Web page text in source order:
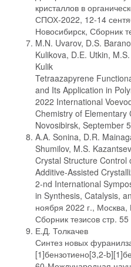
кристаллов в
СПОХ-2022, 12-14
Новосибирск, Сборник
M.N. Uvarov, D.S.
Kulikova, D.E. Utkin,
Kulik
Tetraazapyrene
and Its Application in
2022 International
Chemistry of Elementary
Novosibirsk, September
A.A. Sonina, D.R.
Shumilov, M.S. Kazantsev
Crystal Structure Control
Additive-Assisted
2-nd International
in Synthesis, Catalysis,
ноября 2022 г.,
Сборник тезисов стр. 55
Е.Д. Толкачев
Синтез новых
[1]бензотиено[3,2-